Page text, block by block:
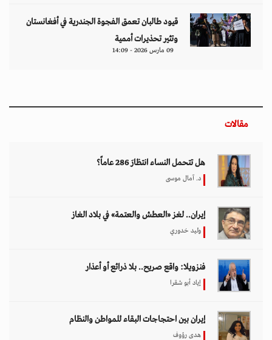
قيود طالبان تعمق الفجوة الجندرية في أفغانستان
وتثير تحذيرات أممية
09 مارس 2026 - 14:09
مقالات
هل تتحمل النساء انتظارَ 286 عاماً؟
د. آمال موسى
إيران.. لغز «العطش والعتمة» في بلاد الغاز
وليد خدوري
فنزويلا: واقع صريح.. بلا ذرائع أو أعذار
إياد أبو شقرا
إيران بين احتجاجات البقاء للمواطن والنظام
هدى رؤوف